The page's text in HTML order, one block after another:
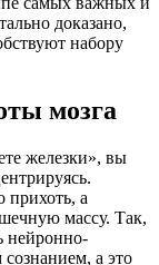
доказано,
набору
мозга
железки», вы
прихоть, а
массу. Так,
нейронно-
а это